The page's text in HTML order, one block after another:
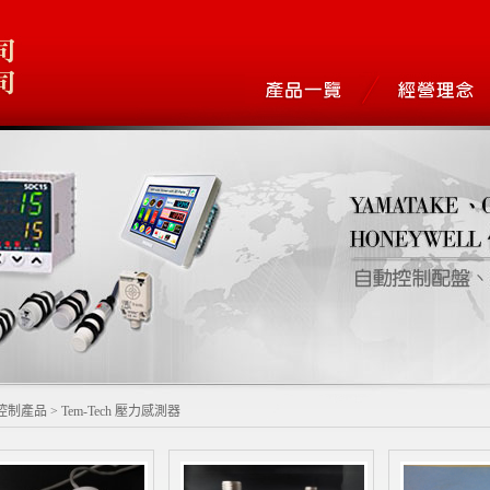
制產品 > Tem-Tech 壓力感測器